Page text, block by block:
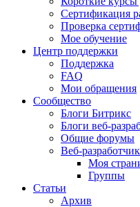
Сертификация
Проверка
Мое обучение
Центр поддержки
Поддержка
FAQ
Мои обращения
Сообщество
Блоги Битрикс
Блоги веб-
Общие форумы
Веб-
Моя
Группы
Статьи
Архив